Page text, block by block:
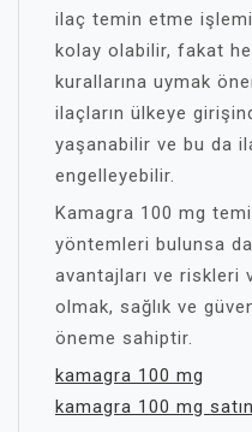
ilaç temin etme
kolay olabilir, fakat
kurallarına uymak
ilaçların ülkeye
yaşanabilir ve bu da
engelleyebilir.
Kamagra 100 mg
yöntemleri bulunsa
avantajları ve riskleri
olmak, sağlık ve
öneme sahiptir.
kamagra 100 mg
kamagra 100 mg